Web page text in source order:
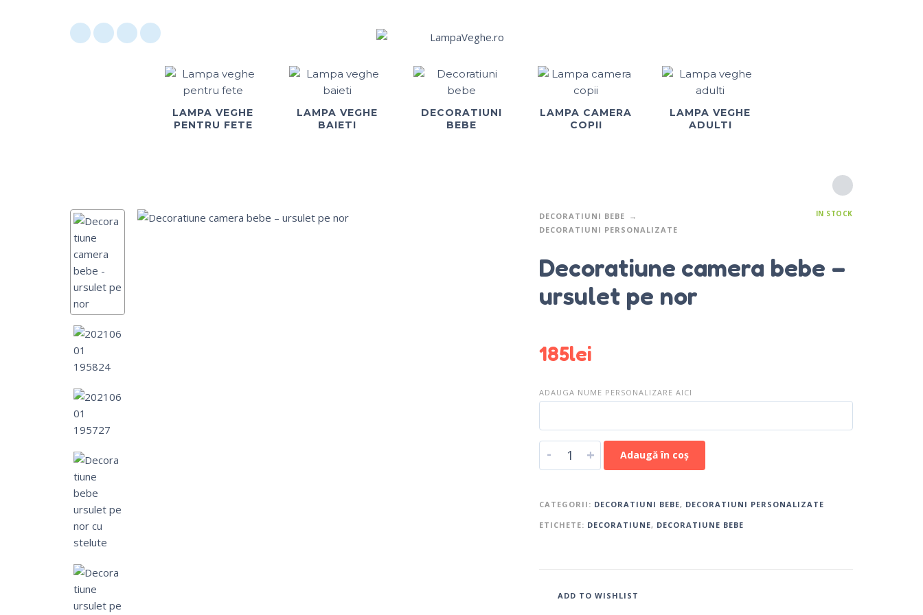
LAMPA VEGHE
PENTRU FETE
LAMPA VEGHE
BAIETI
DECORATIUNI
BEBE
LAMPA CAMERA
COPII
LAMPA VEGHE
ADULTI
DECORATIUNI BEBE
DECORATIUNI PERSONALIZATE
IN STOCK
Decoratiune camera bebe –
ursulet pe nor
185lei
ADAUGA NUME PERSONALIZARE AICI
- + Adaugă în coș
CATEGORII: DECORATIUNI BEBE, DECORATIUNI PERSONALIZATE
ETICHETE: DECORATIUNE, DECORATIUNE BEBE
ADD TO WISHLIST